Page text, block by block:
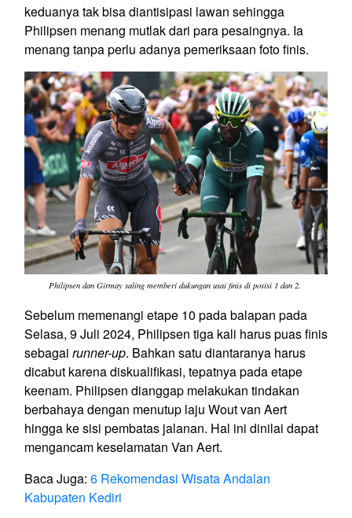
keduanya tak bisa diantisipasi lawan sehingga
Philipsen menang mutlak dari para pesaingnya. Ia
menang tanpa perlu adanya pemeriksaan foto finis.
Philipsen dan Girmay saling memberi dukungan usai finis di posisi 1 dan 2.
Sebelum memenangi etape 10 pada balapan pada
Selasa, 9 Juli 2024, Philipsen tiga kali harus puas finis
sebagai runner-up. Bahkan satu diantaranya harus
dicabut karena diskualifikasi, tepatnya pada etape
keenam. Philipsen dianggap melakukan tindakan
berbahaya dengan menutup laju Wout van Aert
hingga ke sisi pembatas jalanan. Hal ini dinilai dapat
mengancam keselamatan Van Aert.
Baca Juga: 6 Rekomendasi Wisata Andalan
Kabupaten Kediri